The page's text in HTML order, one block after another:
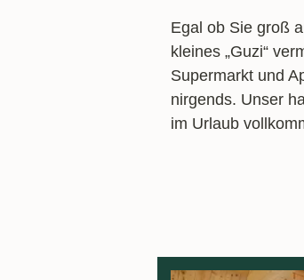
Egal ob Sie groß
kleines „Guzi“
Supermarkt und
nirgends. Unser
im Urlaub